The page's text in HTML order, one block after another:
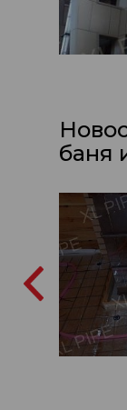
баня